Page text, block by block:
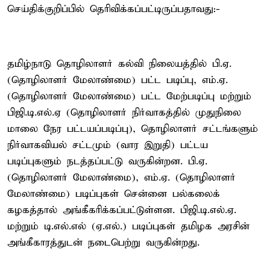
செய்திக்குறிப்பில் தெரிவிக்கப்பட்டிருப்பதாவது:-
தமிழ்நாடு தொழிலாளர் கல்வி நிலையத்தில் பி.ஏ.
(தொழிலாளர் மேலாண்மை) பட்ட படிப்பு, எம்.ஏ.
(தொழிலாளர் மேலாண்மை) பட்ட மேற்படிப்பு மற்றும்
பிஜி.டி.எல்.ஏ (தொழிலாளர் நிர்வாகத்தில் முதுநிலை
மாலை நேர பட்டயப்படிப்பு), தொழிலாளர் சட்டங்களும்
நிர்வாகவியல் சட்டமும் (வார இறுதி) பட்டய
படிப்புகளும் நடத்தப்பட்டு வருகின்றன. பி.ஏ.
(தொழிலாளர் மேலாண்மை), எம்.ஏ. (தொழிலாளர்
மேலாண்மை) படிப்புகள் சென்னை பல்கலைக்
கழகத்தால் அங்கீகரிக்கப்பட்டுள்ளன. பிஜி.டி.எல்.ஏ.
மற்றும் டி.எல்.எல் (ஏ.எல்.) படிப்புகள் தமிழக அரசின்
அங்கீகாரத்துடன் நடைபெற்று வருகின்றது.